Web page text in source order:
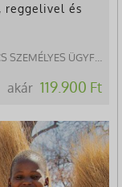
reggelivel és
ÜGYFÉLFOGADÁS)
akár 119.900 Ft